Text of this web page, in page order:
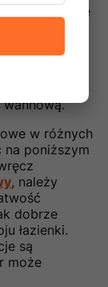
pozwala na
wannową.
w różnych
na poniższym
, należy
dobrze
łazienki.
są
może